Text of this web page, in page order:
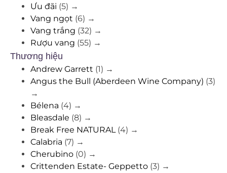
Ưu đãi (5) →
Vang ngọt (6) →
Vang trắng (32) →
Rượu vang (55) →
Thương hiệu
Andrew Garrett (1) →
Angus the Bull (Aberdeen Wine Company) (3)
→
Bélena (4) →
Bleasdale (8) →
Break Free NATURAL (4) →
Calabria (7) →
Cherubino (0) →
Crittenden Estate- Geppetto (3) →